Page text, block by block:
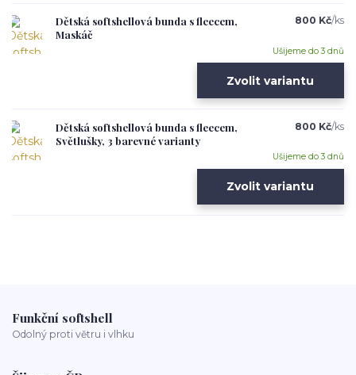
Dětská softshellová bunda s fleecem,
Maskáč
800 Kč/ks
Ušijeme do 3 dnů
Zvolit variantu
Dětská softshellová bunda s fleecem,
Světlušky, 3 barevné varianty
800 Kč/ks
Ušijeme do 3 dnů
Zvolit variantu
Funkční softshell
Odolný proti větru i vlhku